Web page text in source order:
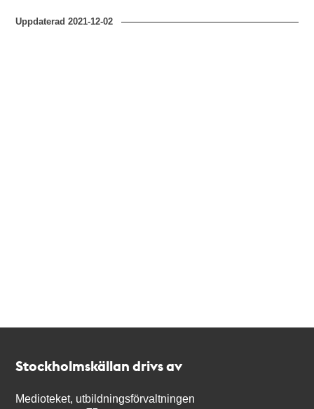
Uppdaterad2021-12-02
Stockholmskällan drivs av
Medioteket, utbildningsförvaltningen